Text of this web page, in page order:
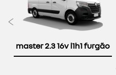
master 2.3 16v l1h1 furgão
Anterior